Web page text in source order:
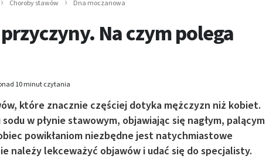
Choroby stawów Dna moczanowa
Na czym polega
10 minut czytania
które znacznie częściej dotyka mężczyzn niż kobiet.
w płynie stawowym, objawiając się nagłym, palącym
powikłaniom niezbędne jest natychmiastowe
należy lekceważyć objawów i udać się do specjalisty.